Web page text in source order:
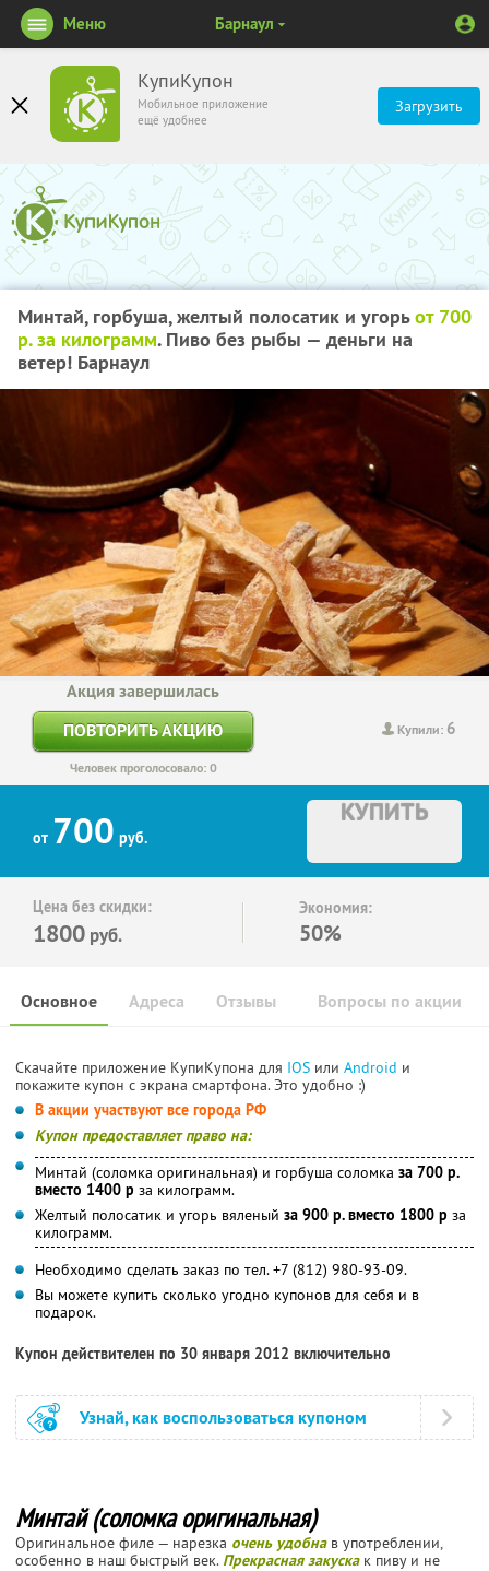
КупиКупон
Мобильное приложение
ещё удобнее
Загрузить
Меню Барнаул
Минтай, горбуша, желтый полосатик и угорьот 700
р. за килограмм. Пиво без рыбы — деньги на
ветер! Барнаул
Купили: 6
Акция завершилась
ПОВТОРИТЬ АКЦИЮ
Человек проголосовало: 0
от 700 руб.
КУПИТЬ
Цена без скидки:
1800 руб.
Экономия:
50%
Основное Отзывы Вопросы по акции
Адреса
Скачайте приложение КупиКупона для IOS или Android и
покажите купон с экрана смартфона. Это удобно :)
В акции участвуют все города РФ
Купон предоставляет право на:
Минтай (соломка оригинальная) и горбуша соломка за 700 р.
вместо 1400 р за килограмм.
Желтый полосатик и угорь вяленый за 900 р. вместо 1800 р за
килограмм.
Необходимо сделать заказ по тел. +7 (812) 980-93-09.
Вы можете купить сколько угодно купонов для себя и в
подарок.
Купон действителен по 30 января 2012 включительно
Узнай, как воспользоваться купоном
Минтай (соломка оригинальная)
Оригинальное филе — нарезка очень удобнав употреблении,
особенно в наш быстрый век. Прекрасная закускак пиву и не